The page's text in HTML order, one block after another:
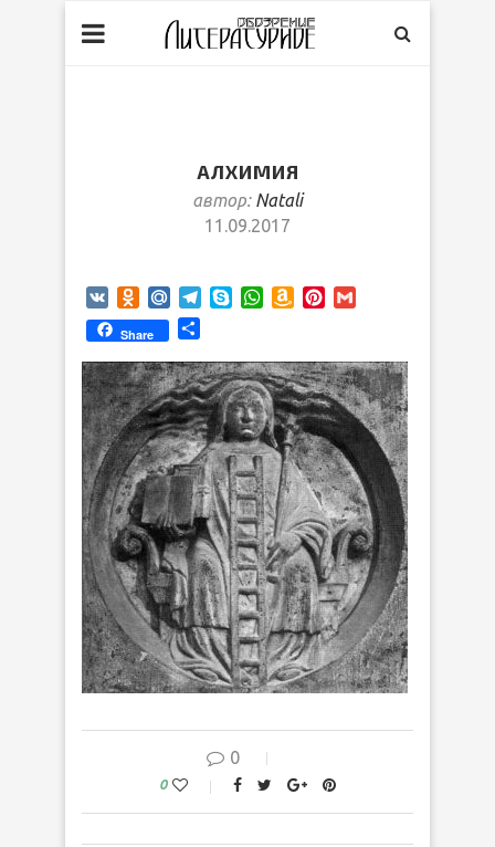
АЛХИМИЯ
автор: Natali
11.09.2017
VK Odnoklassniki
Mail.RuTelegram
SkypeWhatsApp
AmazonPinterest
Share
0
0